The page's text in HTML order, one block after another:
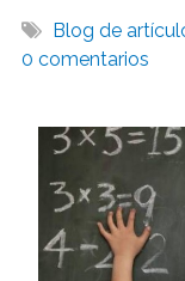
Blog de
0 comentarios